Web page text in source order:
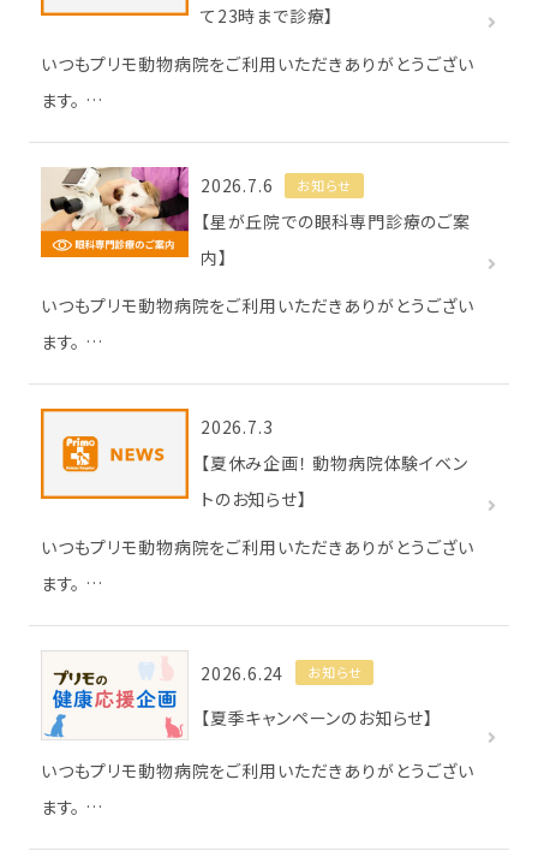
て23時まで診療】
いつもプリモ動物病院をご利用いただきありがとうござい
ます。 …
2026.7.6 お知らせ
【星が丘院での眼科専門診療のご案
内】
いつもプリモ動物病院をご利用いただきありがとうござい
ます。 …
2026.7.3
【夏休み企画！ 動物病院体験イベン
トのお知らせ】
いつもプリモ動物病院をご利用いただきありがとうござい
ます。 …
2026.6.24 お知らせ
【夏季キャンペーンのお知らせ】
いつもプリモ動物病院をご利用いただきありがとうござい
ます。 …